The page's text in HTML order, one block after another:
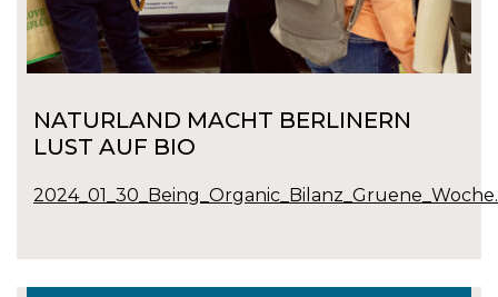
NATURLAND MACHT BERLINERN
LUST AUF BIO